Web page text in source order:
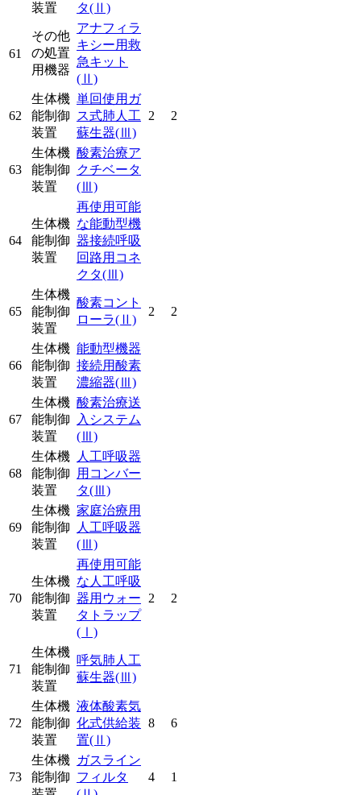
装置
タ(Ⅱ)
61
その他
の処置
用機器
アナフィラ
キシー用救
急キット
(Ⅱ)
62
生体機
能制御
装置
単回使用ガ
ス式肺人工
蘇生器(Ⅲ)
2 2
63
生体機
能制御
装置
酸素治療ア
クチベータ
(Ⅲ)
64
生体機
能制御
装置
再使用可能
な能動型機
器接続呼吸
回路用コネ
クタ(Ⅲ)
65
生体機
能制御
装置
酸素コント
ローラ(Ⅱ)
2 2
66
生体機
能制御
装置
能動型機器
接続用酸素
濃縮器(Ⅲ)
67
生体機
能制御
装置
酸素治療送
入システム
(Ⅲ)
68
生体機
能制御
装置
人工呼吸器
用コンバー
タ(Ⅲ)
69
生体機
能制御
装置
家庭治療用
人工呼吸器
(Ⅲ)
70
生体機
能制御
装置
再使用可能
な人工呼吸
器用ウォー
タトラップ
(Ⅰ)
2 2
71
生体機
能制御
装置
呼気肺人工
蘇生器(Ⅲ)
72
生体機
能制御
装置
液体酸素気
化式供給装
置(Ⅱ)
8 6
73
生体機
能制御
ガスライン
フィルタ
4 1